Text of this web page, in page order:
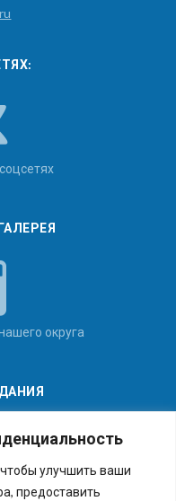
улучшить ваши
предоставить
округа
газет